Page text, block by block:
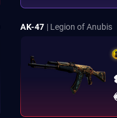
AK-47 | Legion of Anubis